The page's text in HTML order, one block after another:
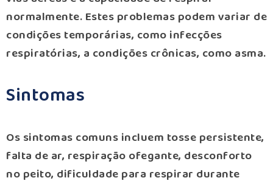
normalmente. Estes problemas podem variar de
condições temporárias, como infecções
respiratórias, a condições crônicas, como asma.
Sintomas
Os sintomas comuns incluem tosse persistente,
falta de ar, respiração ofegante, desconforto
no peito, dificuldade para respirar durante